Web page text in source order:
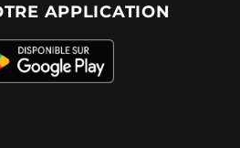
APPLICATION